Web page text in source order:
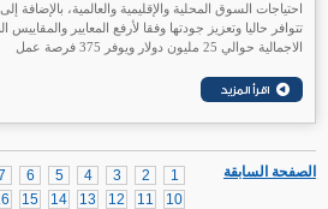
احتياجات السوق المحلية والإقليمية والعالمية، بالإضافة
تتوافر حاليا وتعزيز جودتها وفقا لأرفع المعايير
الاجمالية حوالي 25 مليون دولار ويوفر 375 فرصة عمل
1
2
3
4
5
6
10
11
12
13
14
15
الصفحة السابقة